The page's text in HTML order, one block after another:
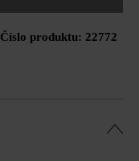
Číslo produktu: 22772